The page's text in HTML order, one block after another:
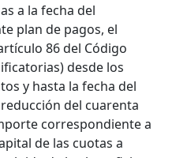
a la fecha del
plan de pagos, el
86 del Código
desde los
y hasta la fecha del
del cuarenta
correspondiente a
de las cuotas a